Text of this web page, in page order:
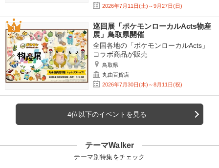
2026年7月11日(土)～9月27日(日)
巡回展「ポケモンローカルActs物産
展」鳥取県開催
全国各地の「ポケモンローカルActs」
コラボ商品が販売
鳥取県
丸由百貨店
2026年7月30日(木)～8月11日(祝)
4位以下のイベントを見る
テーマWalker
テーマ別特集をチェック